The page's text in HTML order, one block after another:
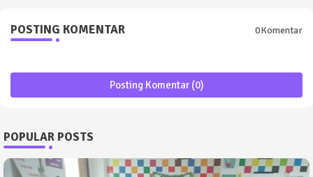
POSTING KOMENTAR 0Komentar
Posting Komentar (0)
POPULAR POSTS